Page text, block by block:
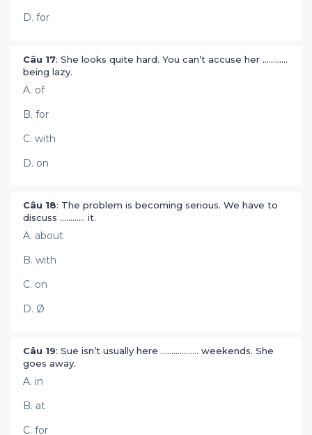
D. for
Câu 17: She looks quite hard. You can’t accuse her ............
being lazy.
A. of
B. for
C. with
D. on
Câu 18: The problem is becoming serious. We have to
discuss ............ it.
A. about
B. with
C. on
D. Ø
Câu 19: Sue isn’t usually here .................. weekends. She
goes away.
A. in
B. at
C. for